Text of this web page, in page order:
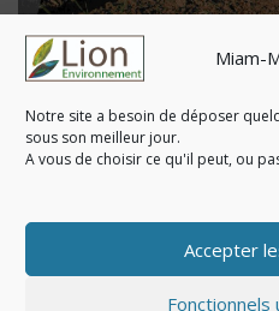
Miam-
Notre site a besoin de déposer
sous son meilleur jour.
A vous de choisir ce qu'il peut, ou
Accepter
Fonctionnels
N’hésitez pas à les
Suivant